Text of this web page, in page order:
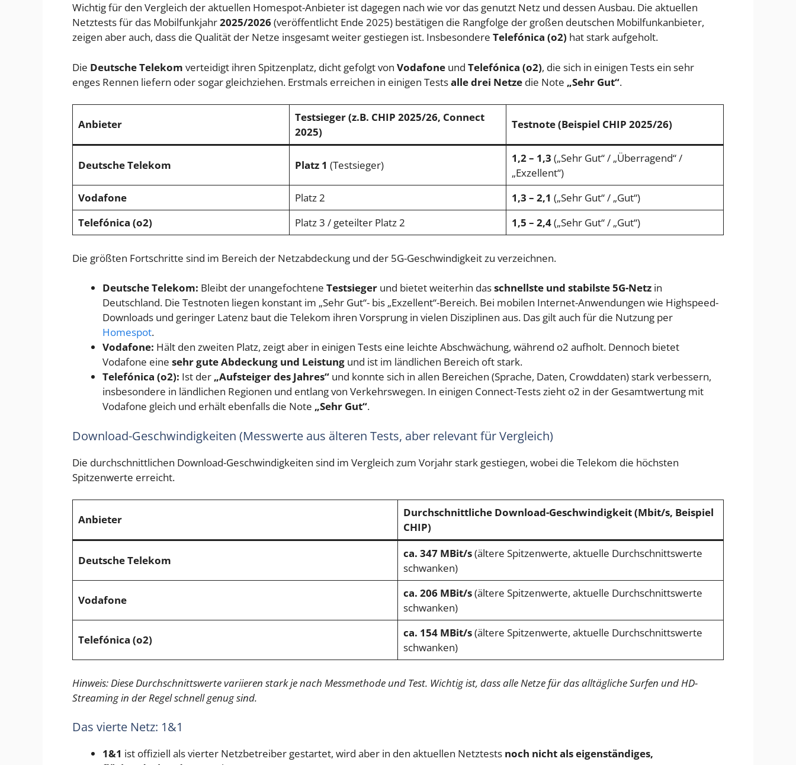
Wichtig für den Vergleich der aktuellen Homespot-Anbieter ist dagegen nach wie vor das genutzt Netz und dessen Ausbau. Die aktuellen
Netztests für das Mobilfunkjahr2025/2026(veröffentlicht Ende 2025) bestätigen die Rangfolge der großen deutschen Mobilfunkanbieter,
zeigen aber auch, dass die Qualität der Netze insgesamt weiter gestiegen ist. Insbesondere Telefónica (o2) hat stark aufgeholt.
Die Deutsche Telekom verteidigt ihren Spitzenplatz, dicht gefolgt von Vodafone und Telefónica (o2), die sich in einigen Tests ein sehr
enges Rennen liefern oder sogar gleichziehen. Erstmals erreichen in einigen Testsalle drei Netze die Note „Sehr Gut“.
Anbieter
Testsieger (z.B. CHIP 2025/26, Connect
2025)
Testnote (Beispiel CHIP 2025/26)
Deutsche Telekom Platz 1 (Testsieger)
1,2 – 1,3 („Sehr Gut“ / „Überragend“ /
„Exzellent“)
Vodafone
Platz 2 1,3 – 2,1 („Sehr Gut“ / „Gut“)
Telefónica (o2)
Platz 3 / geteilter Platz 2 1,5 – 2,4(„Sehr Gut“ / „Gut“)
Die größten Fortschritte sind im Bereich der Netzabdeckung und der 5G-Geschwindigkeit zu verzeichnen.
Deutsche Telekom: Bleibt der unangefochtene Testsieger und bietet weiterhin dasschnellste und stabilste 5G-Netz in
Deutschland. Die Testnoten liegen konstant im „Sehr Gut“- bis „Exzellent“-Bereich. Bei mobilen Internet-Anwendungen wie Highspeed-
Downloads und geringer Latenz baut die Telekom ihren Vorsprung in vielen Disziplinen aus. Das gilt auch für die Nutzung per
Homespot.
Vodafone: Hält den zweiten Platz, zeigt aber in einigen Tests eine leichte Abschwächung, während o2 aufholt. Dennoch bietet
Vodafone eine sehr gute Abdeckung und Leistung und ist im ländlichen Bereich oft stark.
Telefónica (o2): Ist der „Aufsteiger des Jahres“ und konnte sich in allen Bereichen (Sprache, Daten, Crowddaten) stark verbessern,
insbesondere in ländlichen Regionen und entlang von Verkehrswegen. In einigen Connect-Tests zieht o2 in der Gesamtwertung mit
Vodafone gleich und erhält ebenfalls die Note „Sehr Gut“.
Download-Geschwindigkeiten (Messwerte aus älteren Tests, aber relevant für Vergleich)
Die durchschnittlichen Download-Geschwindigkeiten sind im Vergleich zum Vorjahr stark gestiegen, wobei die Telekom die höchsten
Spitzenwerte erreicht.
Anbieter
Durchschnittliche Download-Geschwindigkeit (Mbit/s, Beispiel
CHIP)
Deutsche Telekom
ca. 347 MBit/s(ältere Spitzenwerte, aktuelle Durchschnittswerte
schwanken)
Vodafone
ca. 206 MBit/s(ältere Spitzenwerte, aktuelle Durchschnittswerte
schwanken)
Telefónica (o2)
ca. 154 MBit/s(ältere Spitzenwerte, aktuelle Durchschnittswerte
schwanken)
Hinweis: Diese Durchschnittswerte variieren stark je nach Messmethode und Test. Wichtig ist, dass alle Netze für das alltägliche Surfen und HD-
Streaming in der Regel schnell genug sind.
Das vierte Netz: 1&1
1&1 ist offiziell als vierter Netzbetreiber gestartet, wird aber in den aktuellen Netztests noch nicht als eigenständiges,